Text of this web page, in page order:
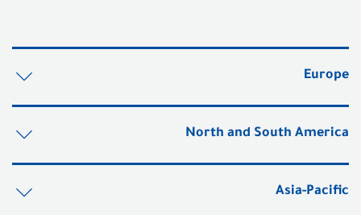
Europe
North and South America
Asia-Pacific